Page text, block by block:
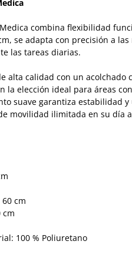
combina flexibilidad
se adapta con precisión a
las tareas diarias.
alta calidad con un
la elección ideal para áreas
suave garantiza estabilidad
movilidad ilimitada en su día
cm
cm
100 % Poliuretano